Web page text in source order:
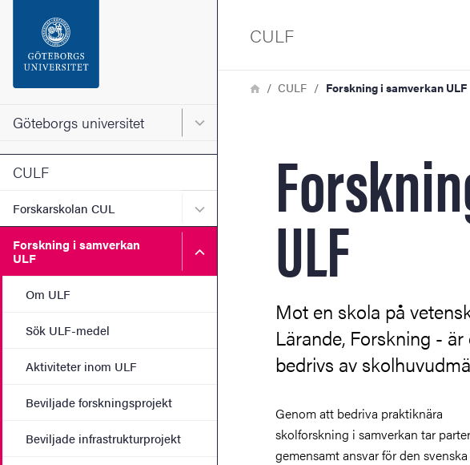
Sidfoten
Om webbplatsen
Göteborgs universitet Huvudmeny för Göteborgs universitet
CULF
Forskarskolan CUL Undermeny för Forskarskolan CUL
Forskning i samverkan
ULF
Undermeny för Forskning i samverkan ULF
Om ULF
Sök ULF-medel
Aktiviteter inom ULF
Beviljade forskningsprojekt
Beviljade infrastrukturprojekt
CULF
LänkstigHemCULF Forskning i samverkan ULF
ULF
Mot en skola på
Lärande, Forskning -
bedrivs av
Genom att bedriva praktiknära
skolforskning i samverkan tar
gemensamt ansvar för den
avses forskning som utgår från
skolprofessionernas behov av ny
ULF finansieras av riksdag/